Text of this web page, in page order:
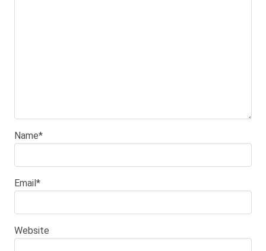
Name*
Email*
Website